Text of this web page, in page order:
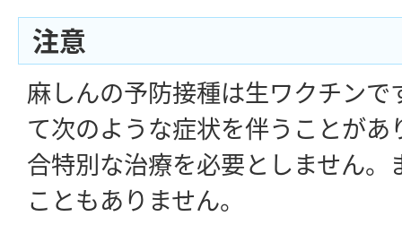
注意
麻しんの予防接種は生ワクチンで
て次のような症状を伴うことが
合特別な治療を必要としません。
こともありません。